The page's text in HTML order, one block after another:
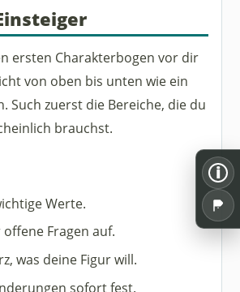
ersten Charakterbogen vor dir
von oben bis unten wie ein
Such zuerst die Bereiche, die du
brauchst.
Werte.
Fragen auf.
was deine Figur will.
sofort fest.
i